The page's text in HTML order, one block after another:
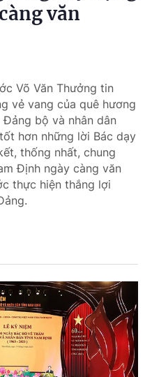
văn
Võ Văn Thưởng tin
vẻ vang của quê hương
bộ và nhân dân
hơn những lời Bác dạy
thống nhất, chung
Định ngày càng văn
thực hiện thắng lợi